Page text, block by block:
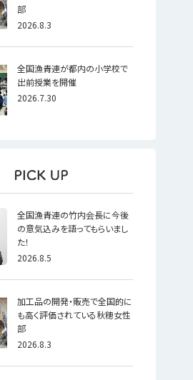
部
2026.8.3
全国漁青連が都内の小学校で
出前授業を開催
2026.7.30
全国漁青連の竹内会長に今後
の意気込みを語ってもらいまし
た！
2026.8.5
加工品の開発・販売で全国的に
も高く評価されている秋穂女性
部
2026.8.3